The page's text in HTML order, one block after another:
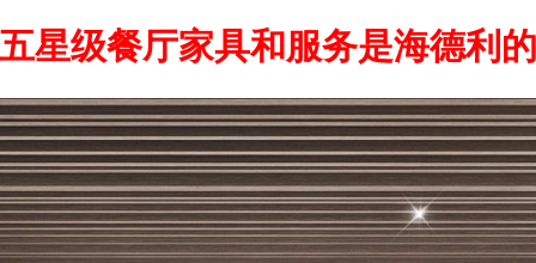
星级餐厅家具和服务是海德利